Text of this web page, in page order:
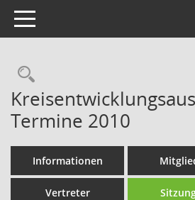
Toggle navigation
Rechercheauswahl
Termine 2010
Informationen
Vertreter